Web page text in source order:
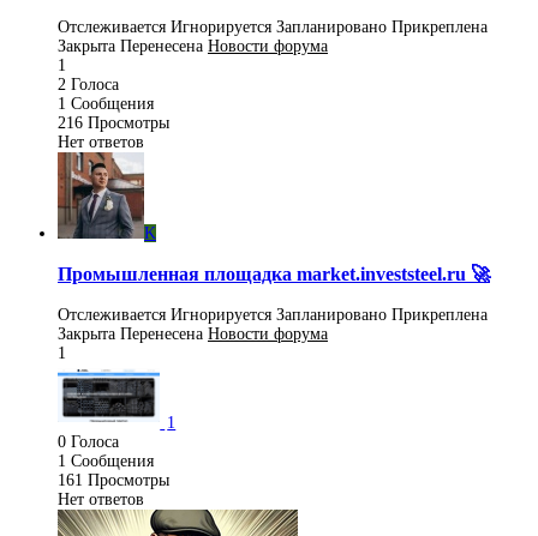
Отслеживается Игнорируется Запланировано Прикреплена
Закрыта Перенесена Новости форума
1
2 Голоса
1 Сообщения
216 Просмотры
Нет ответов
K
Промышленная площадка market.investsteel.ru 🚀
Отслеживается Игнорируется Запланировано Прикреплена
Закрыта Перенесена Новости форума
1
1
0 Голоса
1 Сообщения
161 Просмотры
Нет ответов